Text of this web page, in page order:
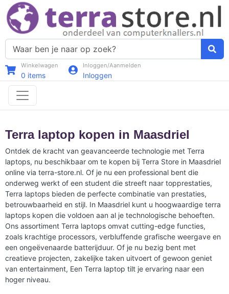
Winkelwagen
0 items
Inloggen/Aanmelden
Inloggen
Terra laptop kopen in Maasdriel
Ontdek de kracht van geavanceerde technologie met Terra
laptops, nu beschikbaar om te kopen bij Terra Store in Maasdriel
online via terra-store.nl. Of je nu een professional bent die
onderweg werkt of een student die streeft naar topprestaties,
Terra laptops bieden de perfecte combinatie van prestaties,
betrouwbaarheid en stijl. In Maasdriel kunt u hoogwaardige terra
laptops kopen die voldoen aan al je technologische behoeften.
Ons assortiment Terra laptops omvat cutting-edge functies,
zoals krachtige processors, verbluffende grafische weergave en
een ongeëvenaarde batterijduur. Of je nu bezig bent met
creatieve projecten, zakelijke taken uitvoert of gewoon geniet
van entertainment, Een Terra laptop tilt je ervaring naar een
hoger niveau.